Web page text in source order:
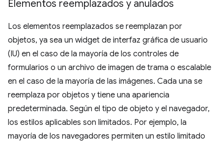
Elementos reemplazados y anulados
Los elementos reemplazados se reemplazan por
objetos, ya sea un widget de interfaz gráfica de usuario
(IU) en el caso de la mayoría de los controles de
formularios o un archivo de imagen de trama o escalable
en el caso de la mayoría de las imágenes. Cada una se
reemplaza por objetos y tiene una apariencia
predeterminada. Según el tipo de objeto y el navegador,
los estilos aplicables son limitados. Por ejemplo, la
mayoría de los navegadores permiten un estilo limitado